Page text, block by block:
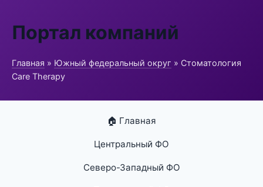
Портал компаний
Главная » Южный федеральный округ » Стоматология
Care Therapy
🏠 Главная
Центральный ФО
Северо-Западный ФО